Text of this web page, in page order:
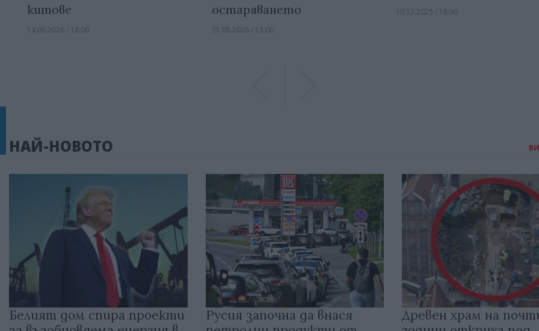
китове
14.06.2026 / 18:00
остаряването
31.05.2026 / 13:00
10.12.2025 / 18:30
НАЙ-НОВОТО
Белият дом спира проекти
Русия започна да внася
Древен храм на